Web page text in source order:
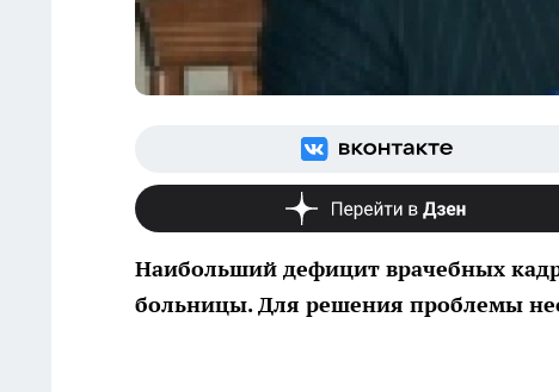
Наибольший дефицит врачебных
больницы. Для решения проблемы